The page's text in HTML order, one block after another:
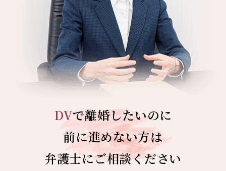
DVで離婚したいのに
前に進めない方は
弁護士にご相談ください